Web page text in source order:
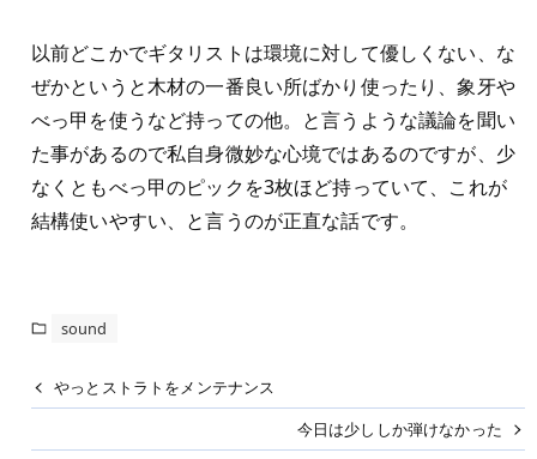
以前どこかでギタリストは環境に対して優しくない、な
ぜかというと木材の一番良い所ばかり使ったり、象牙や
べっ甲を使うなど持っての他。と言うような議論を聞い
た事があるので私自身微妙な心境ではあるのですが、少
なくともべっ甲のピックを3枚ほど持っていて、これが
結構使いやすい、と言うのが正直な話です。
sound
やっとストラトをメンテナンス
今日は少ししか弾けなかった